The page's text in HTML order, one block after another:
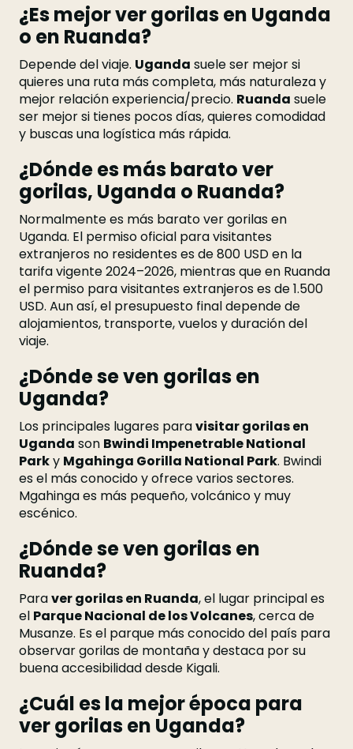
¿Es mejor ver gorilas en Uganda
o en Ruanda?
Depende del viaje. Uganda suele ser mejor si
quieres una ruta más completa, más naturaleza y
mejor relación experiencia/precio. Ruanda suele
ser mejor si tienes pocos días, quieres comodidad
y buscas una logística más rápida.
¿Dónde es más barato ver
gorilas, Uganda o Ruanda?
Normalmente es más barato ver gorilas en
Uganda. El permiso oficial para visitantes
extranjeros no residentes es de 800 USD en la
tarifa vigente 2024–2026, mientras que en Ruanda
el permiso para visitantes extranjeros es de 1.500
USD. Aun así, el presupuesto final depende de
alojamientos, transporte, vuelos y duración del
viaje.
¿Dónde se ven gorilas en
Uganda?
Los principales lugares paravisitar gorilas en
Uganda son Bwindi Impenetrable National
Parky Mgahinga Gorilla National Park. Bwindi
es el más conocido y ofrece varios sectores.
Mgahinga es más pequeño, volcánico y muy
escénico.
¿Dónde se ven gorilas en
Ruanda?
Paraver gorilas en Ruanda, el lugar principal es
el Parque Nacional de los Volcanes, cerca de
Musanze. Es el parque más conocido del país para
observar gorilas de montaña y destaca por su
buena accesibilidad desde Kigali.
¿Cuál es la mejor época para
ver gorilas en Uganda?